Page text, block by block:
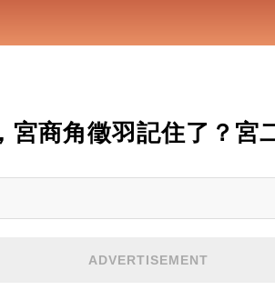
宮商角徵羽記住了？宮
ADVERTISEMENT